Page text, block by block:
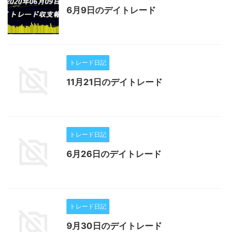
6月9日のデイトレード
トレード日記
11月21日のデイトレード
トレード日記
6月26日のデイトレード
トレード日記
9月30日のデイトレード